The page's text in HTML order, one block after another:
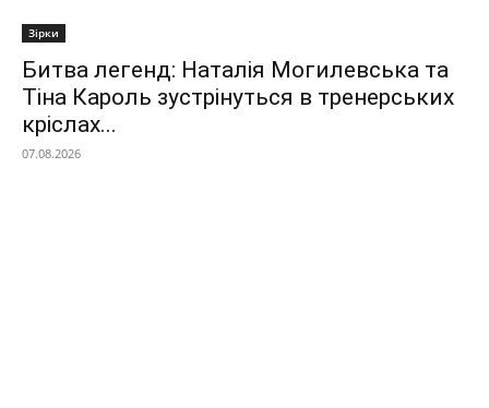
Зірки
Битва легенд: Наталія Могилевська та
Тіна Кароль зустрінуться в тренерських
кріслах...
07.08.2026